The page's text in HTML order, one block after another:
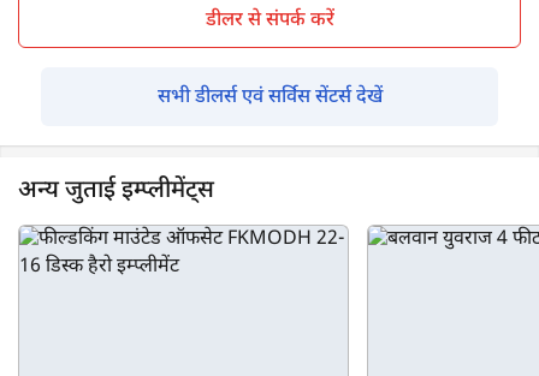
डीलर से संपर्क करें
सभी डीलर्स एवं सर्विस सेंटर्स देखें
अन्य जुताई इम्प्लीमेंट्स